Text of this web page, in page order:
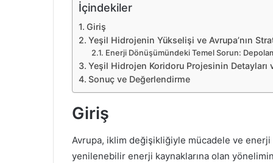
İçindekiler
Giriş
Yeşil Hidrojenin Yükselişi ve Avrupa’nın
Enerji Dönüşümündeki Temel Sorun:
Yeşil Hidrojen Koridoru Projesinin Detayları
Sonuç ve Değerlendirme
Giriş
Avrupa, iklim değişikliğiyle mücadele ve enerji
yenilenebilir enerji kaynaklarına olan